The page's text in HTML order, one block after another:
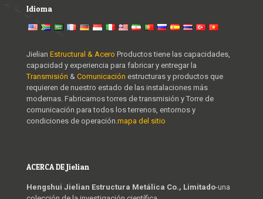
Idioma
Jielian Estructural & Acero Productos tiene las capacidades,
capacidad y experiencia para fabricar y entregar la
Transmisión & Comunicación estructuras y productos que
requieren de nuestro estado de las instalaciones más
modernas. Fabricamos torres de transmisión y Torre de
comunicación para todos los terrenos, entornos y
condiciones de operación.mapa del sitio
ACERCA DE Jielian
Hengshui Jielian Estructura Metálica Co., Limitado-una